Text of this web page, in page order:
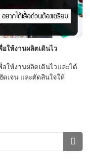
อให้งานผลิตเดินไว
อให้งานผลิตเดินไวและได้
ดเจน และตัดสินใจให้